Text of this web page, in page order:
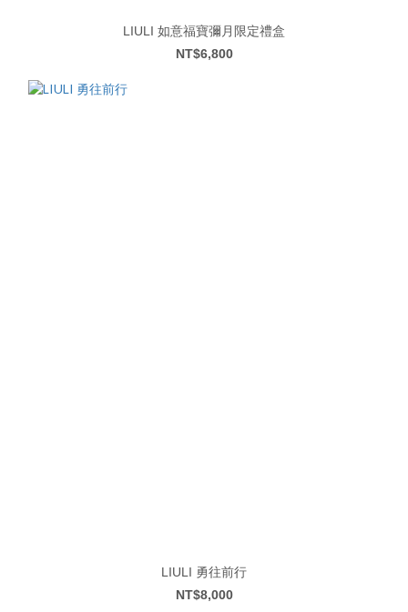
LIULI 如意福寶彌月限定禮盒
NT$6,800
LIULI 勇往前行
NT$8,000